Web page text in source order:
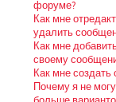
форуме?
Как мне
удалить
Как мне
своему
Как мне создать
Почему я не